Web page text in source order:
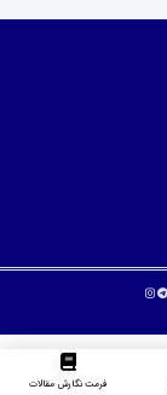
فرمت نگارش مقالات